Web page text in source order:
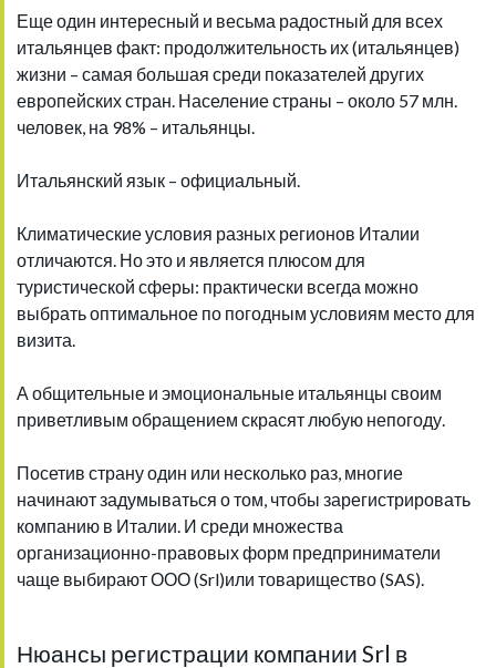
Еще один интересный и весьма радостный для всех
итальянцев факт: продолжительность их (итальянцев)
жизни – самая большая среди показателей других
европейских стран. Население страны – около 57 млн.
человек, на 98% – итальянцы.
Итальянский язык – официальный.
Климатические условия разных регионов Италии
отличаются. Но это и является плюсом для
туристической сферы: практически всегда можно
выбрать оптимальное по погодным условиям место для
визита.
А общительные и эмоциональные итальянцы своим
приветливым обращением скрасят любую непогоду.
Посетив страну один или несколько раз, многие
начинают задумываться о том, чтобы зарегистрировать
компанию в Италии. И среди множества
организационно-правовых форм предприниматели
чаще выбирают ООО (Srl)или товарищество (SAS).
Нюансы регистрации компании Srl в